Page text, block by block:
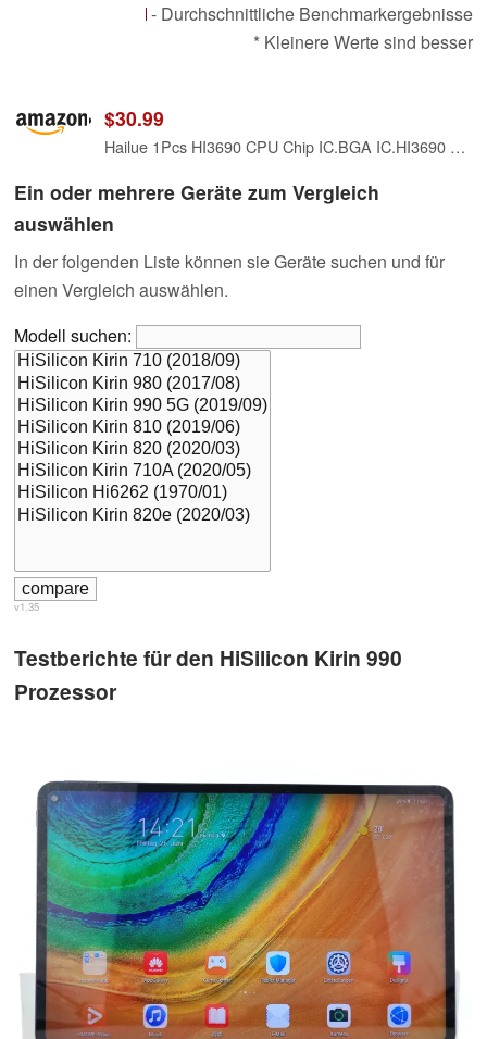
- Durchschnittliche Benchmarkergebnisse
* Kleinere Werte sind besser
$30.99
Hailue 1Pcs HI3690 CPU Chip IC.BGA IC.HI3690 GFCV201 chip.Suitable for HiSilicon Hi3690 Kirin 990 5G CPU.Electronic Components Integrated Circuits IC chip.Mobile IC chip
Ein oder mehrere Geräte zum Vergleich
auswählen
In der folgenden Liste können sie Geräte suchen und für
einen Vergleich auswählen.
Modell suchen:
v1.35
Testberichte für den HiSilicon Kirin 990
Prozessor